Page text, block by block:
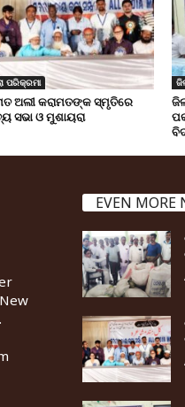
ପରିକ୍ରମା
ଅଲୀ କରାମତଙ୍କ ସ୍ମୃତିରେ
ସଭା ଓ ମୁଶାୟରା
EVEN MORE